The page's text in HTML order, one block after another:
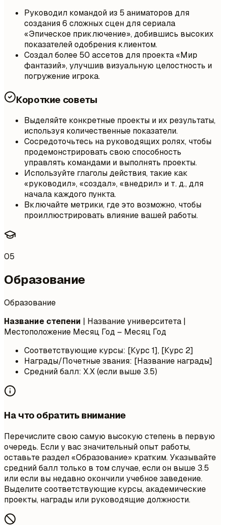
Руководил командой из 5 аниматоров для
создания 6 сложных сцен для сериала
«Эпическое приключение», добившись высоких
показателей одобрения клиентом.
Создал более 50 ассетов для проекта «Мир
фантазий», улучшив визуальную целостность и
погружение игрока.
Короткие советы
Выделяйте конкретные проекты и их результаты,
используя количественные показатели.
Сосредоточьтесь на руководящих ролях, чтобы
продемонстрировать свою способность
управлять командами и выполнять проекты.
Используйте глаголы действия, такие как
«руководил», «создал», «внедрил» и т. д., для
начала каждого пункта.
Включайте метрики, где это возможно, чтобы
проиллюстрировать влияние вашей работы.
05
Образование
Образование
Название степени | Название университета |
Местоположение Месяц Год – Месяц Год
Соответствующие курсы: [Курс 1], [Курс 2]
Награды/Почетные звания: [Название награды]
Средний балл: X.X (если выше 3.5)
На что обратить внимание
Перечислите свою самую высокую степень в первую
очередь. Если у вас значительный опыт работы,
оставьте раздел «Образование» кратким. Указывайте
средний балл только в том случае, если он выше 3.5
или если вы недавно окончили учебное заведение.
Выделите соответствующие курсы, академические
проекты, награды или руководящие должности.